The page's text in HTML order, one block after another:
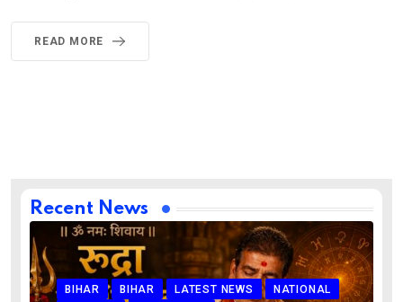
READ MORE
Recent News
BIHAR BIHAR LATEST NEWS
NATIONAL